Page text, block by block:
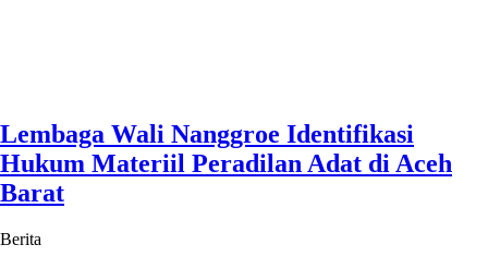
Lembaga Wali Nanggroe Identifikasi
Hukum Materiil Peradilan Adat di Aceh
Barat
Berita